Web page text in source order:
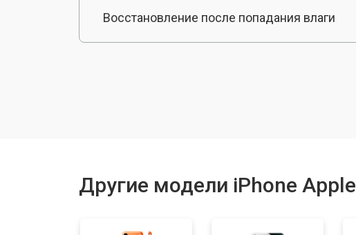
Восстановление после попадания влаги
Другие модели iPhone Apple